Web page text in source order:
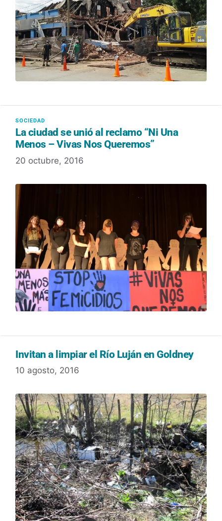
La ciudad se unió al reclamo “Ni Una
Menos – Vivas Nos Queremos”
20 octubre, 2016
Invitan a limpiar el Río Luján en Goldney
10 agosto, 2016